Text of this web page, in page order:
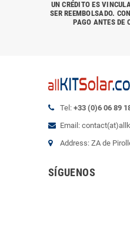
UN CRÉDITO ES
SER REEMBOLSADO.
PAGO ANTES DE
Tel: +33 (0)6 06 89
Email:
Address: ZA de
SÍGUENOS